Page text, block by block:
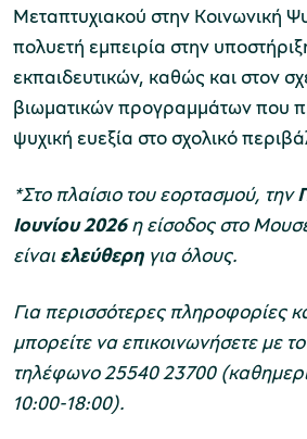
Μεταπτυχιακού στην Κοινωνική
πολυετή εμπειρία στην
εκπαιδευτικών, καθώς και στον
βιωματικών προγραμμάτων που
ψυχική ευεξία στο σχολικό
*Στο πλαίσιο του εορτασμού, την
Ιουνίου 2026 η είσοδος στο
είναι ελεύθερη για όλους.
Για περισσότερες πληροφορίες
μπορείτε να επικοινωνήσετε με
τηλέφωνο 25540 23700
10:00-18:00).